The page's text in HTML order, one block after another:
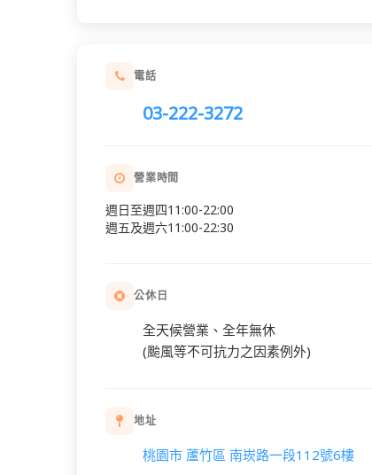
電話
03-222-3272
營業時間
週日至週四11:00-22:00
週五及週六11:00-22:30
公休日
全天候營業、全年無休
(颱風等不可抗力之因素例外)
地址
桃園市 蘆竹區 南崁路一段112號6樓